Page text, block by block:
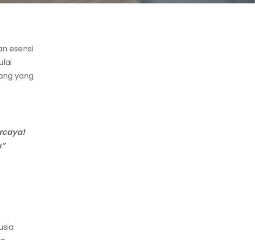
esensi
yang